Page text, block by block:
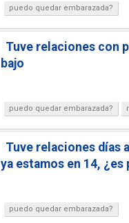
puedo quedar embarazada?
Tuve relaciones con
bajo
puedo quedar embarazada?
Tuve relaciones días
ya estamos en 14,
puedo quedar embarazada?